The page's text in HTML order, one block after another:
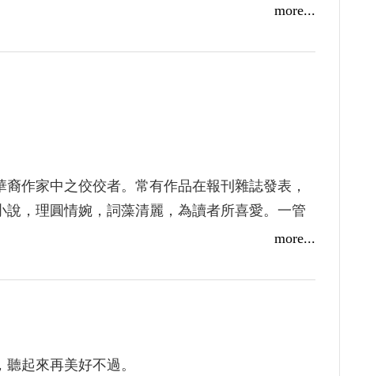
】黃玉液（心水）《柳絮飛來片片紅》散文類佳作
大陸獲僑聯海外華文著作獎散文類第一名、黃玉液
more...
家中之佼佼者。常有作品在報刊雜誌發表，
，理圓情婉，詞藻清麗，為讀者所喜愛。一管
法，情真事確，淚血淋漓，其感染人之處，已
為第一個讀者，並囑寫一序言以誌其事。余
越黨傾屋，余亦親歷其境，迍遭劫罅，受盡折
more...
起來再美好不過。